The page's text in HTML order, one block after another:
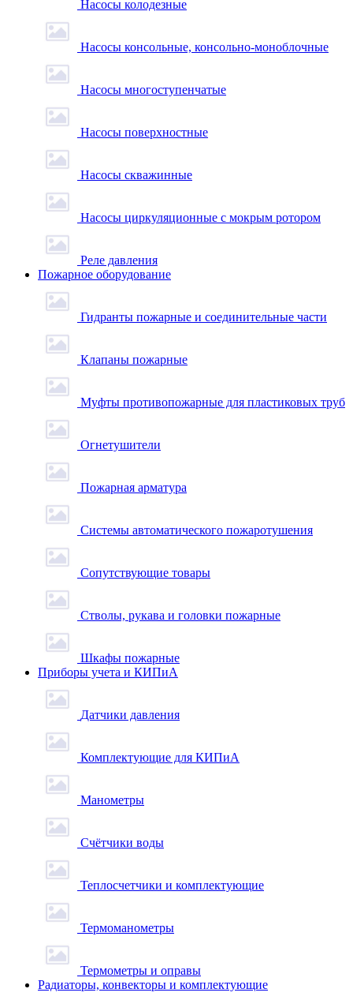
Насосы колодезные
Насосы консольные, консольно-моноблочные
Насосы многоступенчатые
Насосы поверхностные
Насосы скважинные
Насосы циркуляционные с мокрым ротором
Реле давления
Пожарное оборудование
Гидранты пожарные и соединительные части
Клапаны пожарные
Муфты противопожарные для пластиковых труб
Огнетушители
Пожарная арматура
Системы автоматического пожаротушения
Сопутствующие товары
Стволы, рукава и головки пожарные
Шкафы пожарные
Приборы учета и КИПиА
Датчики давления
Комплектующие для КИПиА
Манометры
Счётчики воды
Теплосчетчики и комплектующие
Термоманометры
Термометры и оправы
Радиаторы, конвекторы и комплектующие